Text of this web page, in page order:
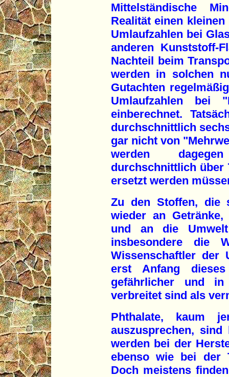
Mittelständische
Realität einen
Umlaufzahlen bei
anderen Kunststoff-
Nachteil beim
werden in solchen
Gutachten
Umlaufzahlen bei
einberechnet.
durchschnittlich
gar nicht von
werden
durchschnittlich über
ersetzt werden
Zu den Stoffen, die
wieder an
und an die Umwelt
insbesondere die
Wissenschaftler der
erst Anfang
gefährlicher und
verbreitet sind als
Phthalate, kaum
auszusprechen,
werden bei der
ebenso wie bei der
Doch meistens